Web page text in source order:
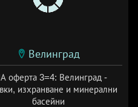
Велинград
оферта 3=4: Велинград -
изхранване и минерални
басейни